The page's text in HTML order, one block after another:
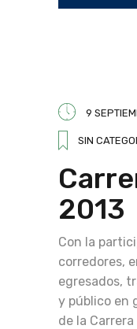
9
SIN
2013
Con la
corredores,
egresados,
y público en
de la